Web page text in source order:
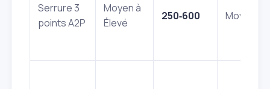
Serrure 3
points A2P
Moyen à
Élevé
250‑600 Moyenne